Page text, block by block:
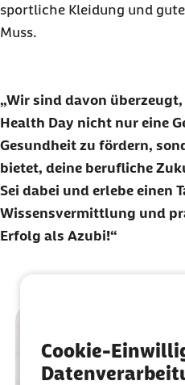
Cookie-
sportliche Kleidung und
Muss.
Wir sind davon
Health Day nicht nur eine
Gesundheit zu fördern,
bietet, deine berufliche
Sei dabei und erlebe einen
Wissensvermittlung und
Erfolg als Azubi!